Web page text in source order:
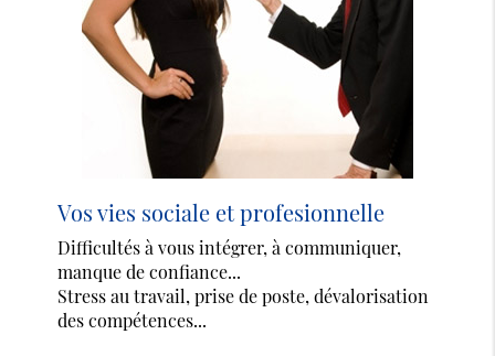
Vos vies sociale et profesionnelle
Difficultés à vous intégrer, à communiquer,
manque de confiance...
Stress au travail, prise de poste, dévalorisation
des compétences...